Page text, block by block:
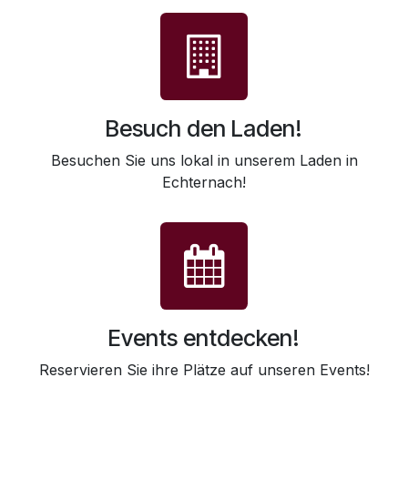
Besuch den Laden!
Besuchen Sie uns lokal in unserem Laden in
Echternach!
Events entdecken!
Reservieren Sie ihre Plätze auf unseren Events!